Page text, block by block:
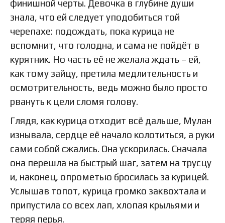
финишной черты. Девочка в глубине души
знала, что ей следует уподобиться той
черепахе: подождать, пока курица не
вспомнит, что голодна, и сама не пойдёт в
курятник. Но часть её не желала ждать – ей,
как тому зайцу, претила медлительность и
осмотрительность, ведь можно было просто
рвануть к цели сломя голову.
Глядя, как курица отходит всё дальше, Мулан
изнывала, сердце её начало колотиться, а руки
сами собой сжались. Она ускорилась. Сначала
она перешла на быстрый шаг, затем на трусцу
и, наконец, опрометью бросилась за курицей.
Услышав топот, курица громко заквохтала и
припустила со всех лап, хлопая крыльями и
теряя перья.